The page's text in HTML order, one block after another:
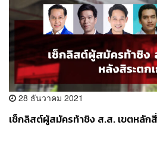
28 ธันวาคม 2021
เช็กลิสต์ผู้สมัครท้าชิง ส.ส. เขตหลัก